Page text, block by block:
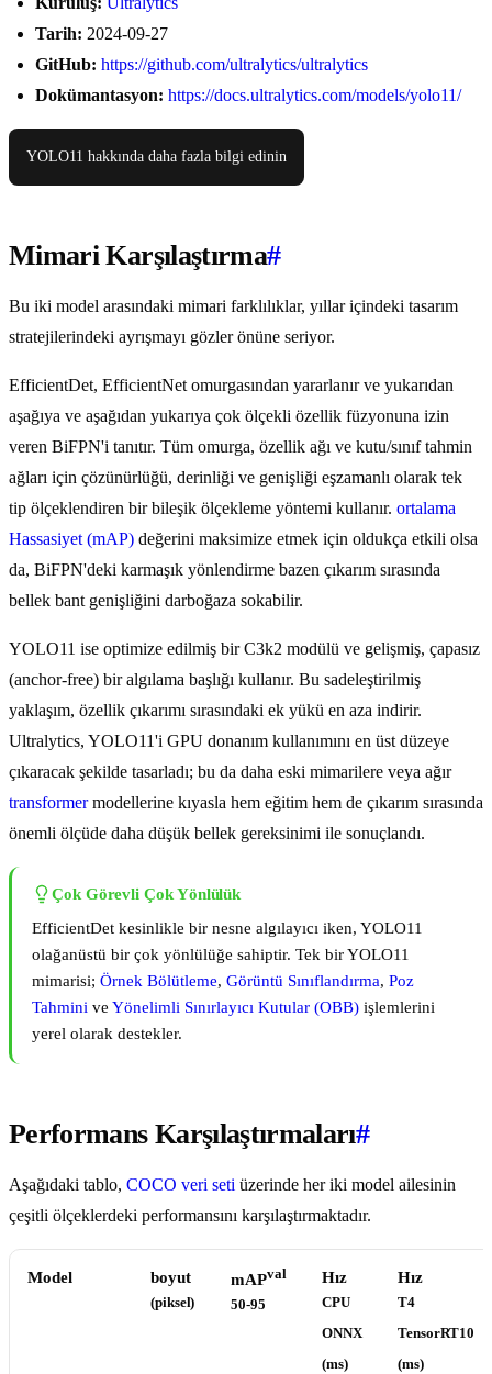
Tarih: 2024-09-27
GitHub: https://github.com/ultralytics/ultralytics
Dokümantasyon: https://docs.ultralytics.com/models/yolo11/
YOLO11 hakkında daha fazla bilgi edinin
Mimari Karşılaştırma#
Bu iki model arasındaki mimari farklılıklar, yıllar içindeki tasarım
stratejilerindeki ayrışmayı gözler önüne seriyor.
EfficientDet, EfficientNet omurgasından yararlanır ve yukarıdan
aşağıya ve aşağıdan yukarıya çok ölçekli özellik füzyonuna izin
veren BiFPN'i tanıtır. Tüm omurga, özellik ağı ve kutu/sınıf tahmin
ağları için çözünürlüğü, derinliği ve genişliği eşzamanlı olarak tek
tip ölçeklendiren bir bileşik ölçekleme yöntemi kullanır. ortalama
Hassasiyet (mAP) değerini maksimize etmek için oldukça etkili olsa
da, BiFPN'deki karmaşık yönlendirme bazen çıkarım sırasında
bellek bant genişliğini darboğaza sokabilir.
YOLO11 ise optimize edilmiş bir C3k2 modülü ve gelişmiş, çapasız
(anchor-free) bir algılama başlığı kullanır. Bu sadeleştirilmiş
yaklaşım, özellik çıkarımı sırasındaki ek yükü en aza indirir.
Ultralytics, YOLO11'i GPU donanım kullanımını en üst düzeye
çıkaracak şekilde tasarladı; bu da daha eski mimarilere veya ağır
transformermodellerine kıyasla hem eğitim hem de çıkarım sırasında
önemli ölçüde daha düşük bellek gereksinimi ile sonuçlandı.
Çok Görevli Çok Yönlülük
EfficientDet kesinlikle bir nesne algılayıcı iken, YOLO11
olağanüstü bir çok yönlülüğe sahiptir. Tek bir YOLO11
mimarisi; Örnek Bölütleme, Görüntü Sınıflandırma, Poz
Tahmini ve Yönelimli Sınırlayıcı Kutular (OBB) işlemlerini
yerel olarak destekler.
Performans Karşılaştırmaları#
Aşağıdaki tablo, COCO veri seti üzerinde her iki model ailesinin
çeşitli ölçeklerdeki performansını karşılaştırmaktadır.
Model boyut
(piksel)
mAPval
50-95
Hız
CPU
ONNX
(ms)
Hız
T4
TensorRT10
(ms)